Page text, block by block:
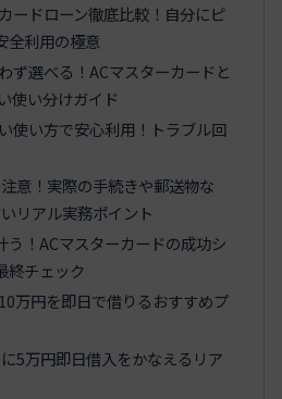
ードローン徹底比較！自分にピ
全利用の極意
ず選べる！ACマスターカードと
使い分けガイド
使い方で安心利用！トラブル回
意！実際の手続きや郵送物な
リアル実務ポイント
う！ACマスターカードの成功シ
終チェック
万円を即日で借りるおすすめプ
5万円即日借入をかなえるリア